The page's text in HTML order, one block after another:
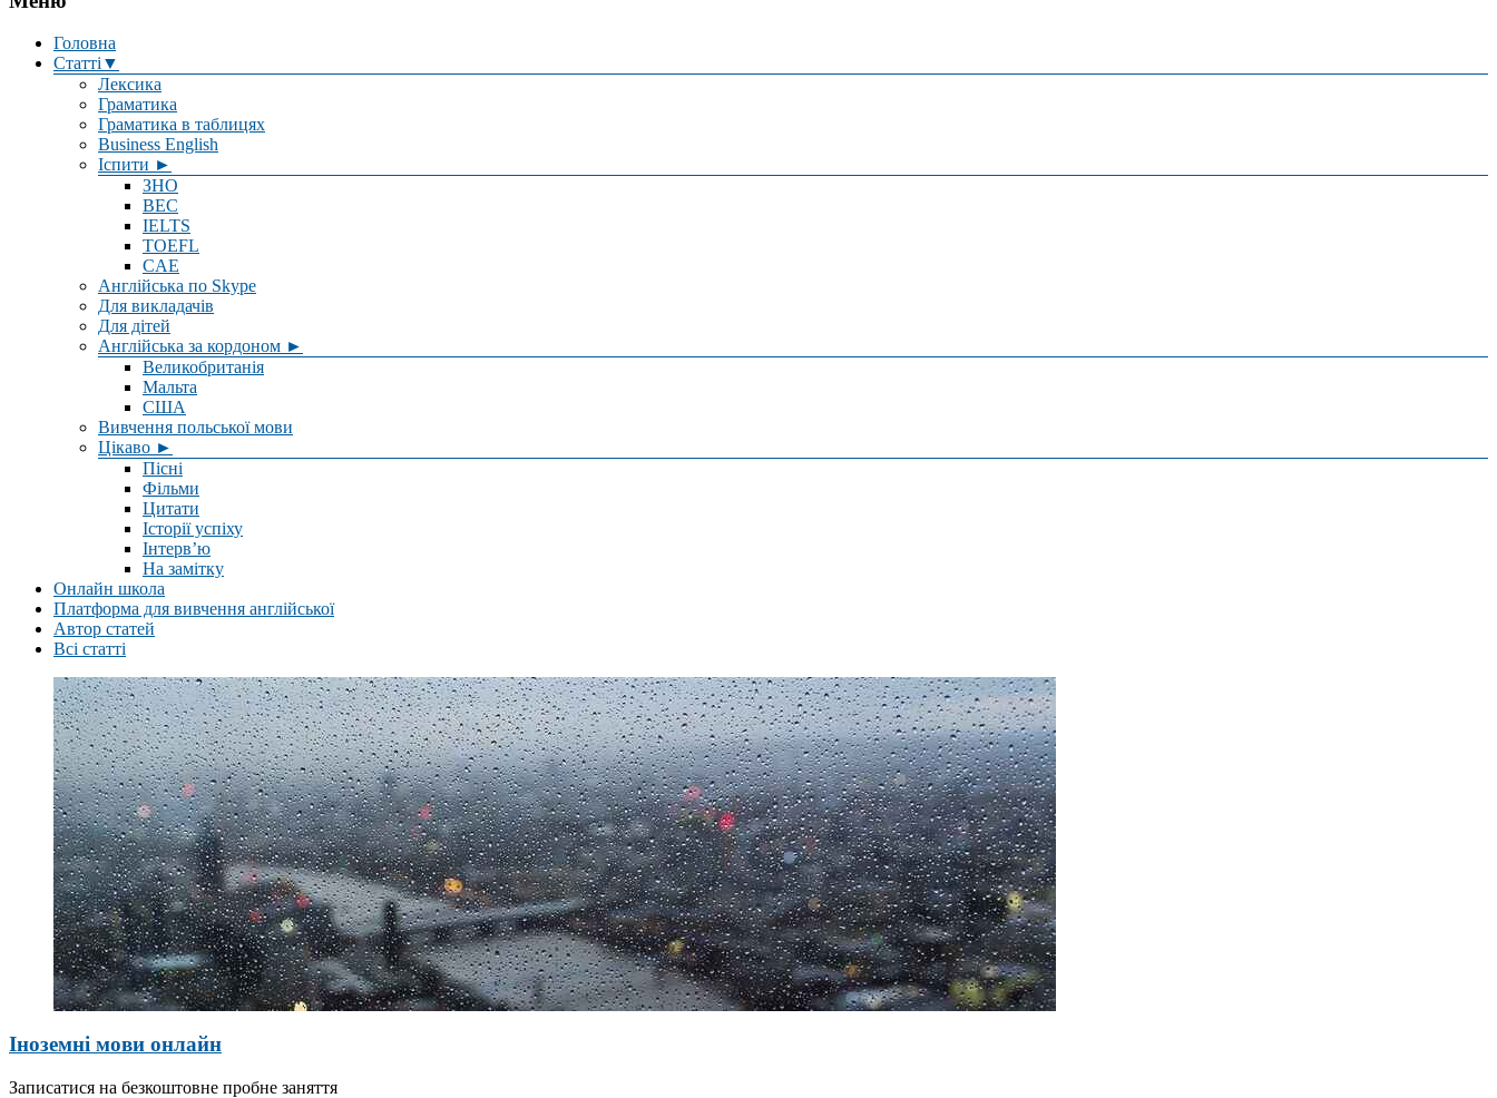
Головна
Статті▼
Лексика
Граматика
Граматика в таблицях
Business English
Іспити ►
ЗНО
BEC
IELTS
TOEFL
CAE
Англійська по Skype
Для викладачів
Для дітей
Англійська за кордоном ►
Великобританія
Мальта
США
Вивчення польської мови
Цікаво ►
Пісні
Фільми
Цитати
Історії успіху
Інтерв’ю
На замітку
Онлайн школа
Платформа для вивчення англійської
Автор статей
Всі статті
Іноземні мови онлайн
Записатися на безкоштовне пробне заняття